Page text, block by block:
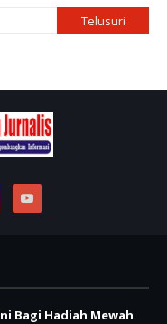
Bagi Hadiah Mewah